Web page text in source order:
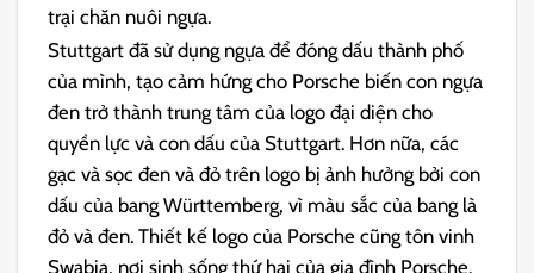
trại chăn nuôi ngựa.
Stuttgart đã sử dụng ngựa để đóng dấu thành phố
của mình, tạo cảm hứng cho Porsche biến con ngựa
đen trở thành trung tâm của logo đại diện cho
quyền lực và con dấu của Stuttgart. Hơn nữa, các
gạc và sọc đen và đỏ trên logo bị ảnh hưởng bởi con
dấu của bang Württemberg, vì màu sắc của bang là
đỏ và đen. Thiết kế logo của Porsche cũng tôn vinh
Swabia, nơi sinh sống thứ hai của gia đình Porsche.